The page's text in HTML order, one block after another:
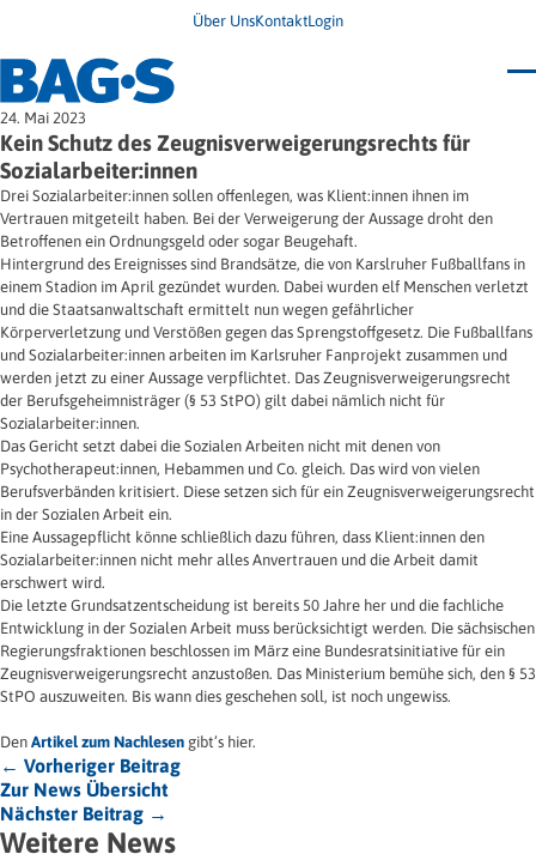
Über UnsKontaktLogin
Bundestagung 2026
Wo finde ich Hilfe?
News
Termine
Veröffentlichungen
Infodienst
Wegweiser
Jugendbroschüre
Impulse
Presse & Stellungnahmen
Newsletter
Unsere Themen
Angehörige
Ersatzfreiheitsstrafe
Freie Straffälligenhilfe
Gesundheit
Migration
Frauen
Wohnen
24. Mai 2023
Kein Schutz des Zeugnisverweigerungsrechts für
Sozialarbeiter:innen
Drei Sozialarbeiter:innen sollen offenlegen, was Klient:innen ihnen im
Vertrauen mitgeteilt haben. Bei der Verweigerung der Aussage droht den
Betroffenen ein Ordnungsgeld oder sogar Beugehaft.
Hintergrund des Ereignisses sind Brandsätze, die von Karslruher Fußballfans in
einem Stadion im April gezündet wurden. Dabei wurden elf Menschen verletzt
und die Staatsanwaltschaft ermittelt nun wegen gefährlicher
Körperverletzung und Verstößen gegen das Sprengstoffgesetz. Die Fußballfans
und Sozialarbeiter:innen arbeiten im Karlsruher Fanprojekt zusammen und
werden jetzt zu einer Aussage verpflichtet. Das Zeugnisverweigerungsrecht
der Berufsgeheimnisträger (§ 53 StPO) gilt dabei nämlich nicht für
Sozialarbeiter:innen.
Das Gericht setzt dabei die Sozialen Arbeiten nicht mit denen von
Psychotherapeut:innen, Hebammen und Co. gleich. Das wird von vielen
Berufsverbänden kritisiert. Diese setzen sich für ein Zeugnisverweigerungsrecht
in der Sozialen Arbeit ein.
Eine Aussagepflicht könne schließlich dazu führen, dass Klient:innen den
Sozialarbeiter:innen nicht mehr alles Anvertrauen und die Arbeit damit
erschwert wird.
Die letzte Grundsatzentscheidung ist bereits 50 Jahre her und die fachliche
Entwicklung in der Sozialen Arbeit muss berücksichtigt werden. Die sächsischen
Regierungsfraktionen beschlossen im März eine Bundesratsinitiative für ein
Zeugnisverweigerungsrecht anzustoßen. Das Ministerium bemühe sich, den § 53
StPO auszuweiten. Bis wann dies geschehen soll, ist noch ungewiss.
Den Artikel zum Nachlesen gibt’s hier.
← Vorheriger Beitrag
Zur News Übersicht
Nächster Beitrag →
Weitere News